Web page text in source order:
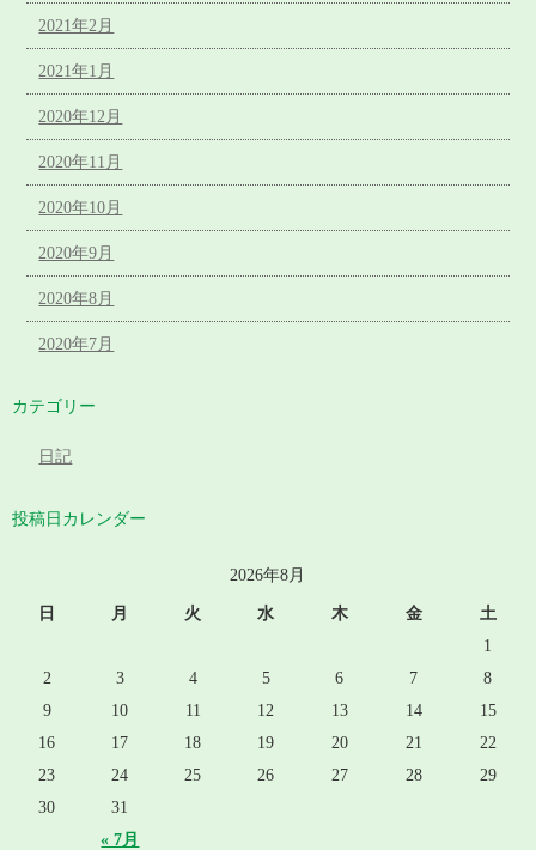
2021年2月
2021年1月
2020年12月
2020年11月
2020年10月
2020年9月
2020年8月
2020年7月
カテゴリー
日記
投稿日カレンダー
2026年8月
日 月 火 水 木 金 土
« 7月
1
2
3 4 5 6 7
8
9
10 11 12 13 14
15
16
17 18 19 20 21
22
23
24 25 26 27 28
29
30
31